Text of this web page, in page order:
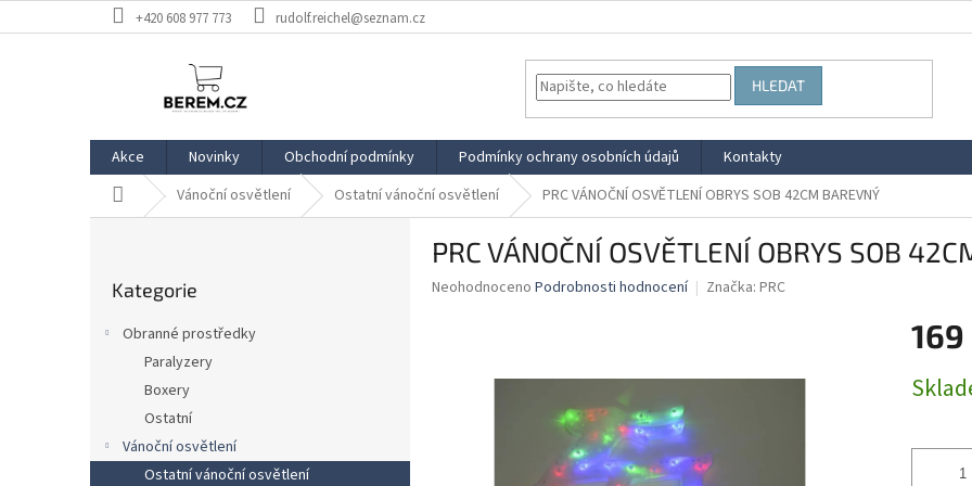
na
+420 608 977 773 rudolf.reichel@seznam.cz
HLEDAT
Akce Novinky Obchodní podmínky Podmínky ochrany osobních údajů
Kontakty
Domů Vánoční osvětlení Ostatní vánoční osvětlení PRC VÁNOČNÍ OSVĚTLENÍ OBRYS SOB 42CM BAREVNÝ
a
kategorie
Kategorie
Obranné prostředky
Paralyzery
Boxery
Ostatní
Vánoční osvětlení
Ostatní vánoční osvětlení
PRC VÁNOČNÍ OSVĚTLENÍ OBRYS SOB
Průměrné
Neohodnoceno Podrobnosti hodnocení Značka: PRC
169
cena: